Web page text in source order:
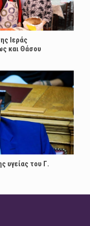
Ιεράς
και Θάσου
υγείας του Γ.